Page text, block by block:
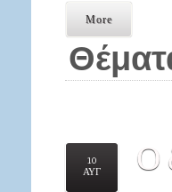
More
10
ΑΥΓ
Ο